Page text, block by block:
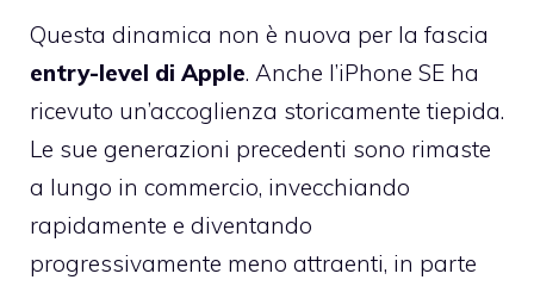
Questa dinamica non è nuova per la fascia
entry-level di Apple. Anche l’iPhone SE ha
ricevuto un’accoglienza storicamente tiepida.
Le sue generazioni precedenti sono rimaste
a lungo in commercio, invecchiando
rapidamente e diventando
progressivamente meno attraenti, in parte